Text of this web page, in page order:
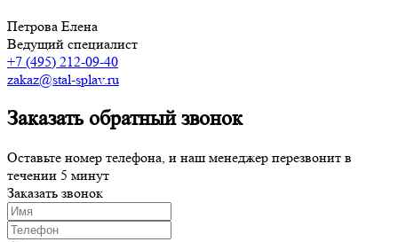
Петрова Елена
Ведущий специалист
+7 (495) 212-09-40
zakaz@stal-splav.ru
Заказать обратный звонок
Оставьте номер телефона, и наш менеджер перезвонит в
течении 5 минут
Заказать звонок